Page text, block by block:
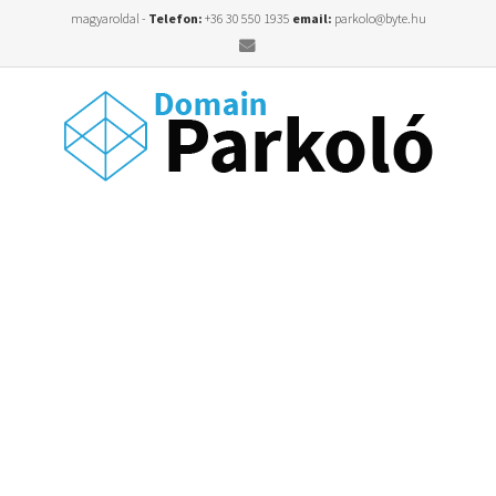
magyaroldal - Telefon: +36 30 550 1935 email: parkolo@byte.hu
Email